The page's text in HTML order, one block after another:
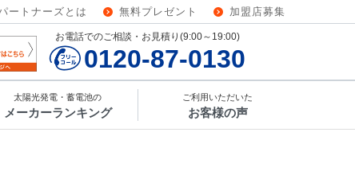
ートナーズとは 無料プレゼント 加盟店募集
お電話でのご相談・お見積り(9:00～19:00)
0120-87-0130
太陽光発電・蓄電池の
メーカーランキング
ご利用いただいた
お客様の声